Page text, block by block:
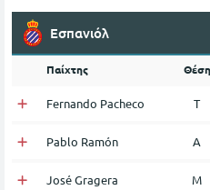
Εσπανιόλ
Παίχτης Θέση
Fernando Pacheco Τ
Pablo Ramón Α
José Gragera Μ